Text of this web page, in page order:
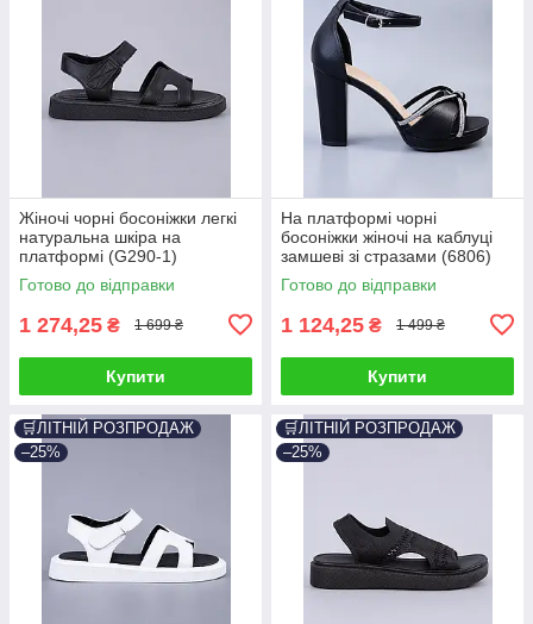
Жіночі чорні босоніжки легкі
натуральна шкіра на
платформі (G290-1)
Готово до відправки
1 274,25 ₴ 1 699 ₴
Купити
На платформі чорні
босоніжки жіночі на каблуці
замшеві зі стразами (6806)
Готово до відправки
1 124,25 ₴ 1 499 ₴
Купити
🛒ЛІТНІЙ РОЗПРОДАЖ
–25%
🛒ЛІТНІЙ РОЗПРОДАЖ
–25%